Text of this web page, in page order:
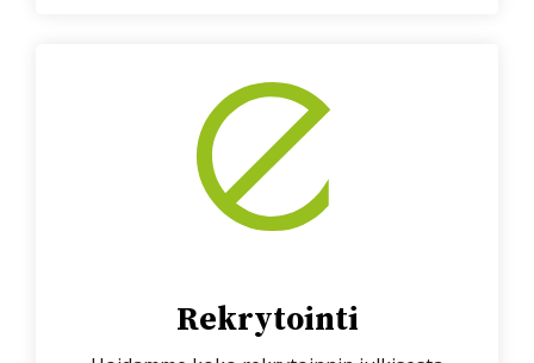
Rekrytointi